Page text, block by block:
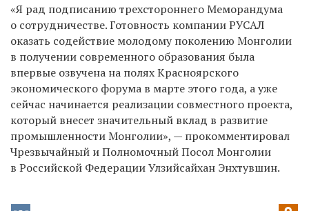
«Я рад подписанию трехстороннего Меморандума
о сотрудничестве. Готовность компании РУСАЛ
оказать содействие молодому поколению Монголии
в получении современного образования была
впервые озвучена на полях Красноярского
экономического форума в марте этого года, а уже
сейчас начинается реализации совместного проекта,
который внесет значительный вклад в развитие
промышленности Монголии», — прокомментировал
Чрезвычайный и Полномочный Посол Монголии
в Российской Федерации Улзийсайхан Энхтувшин.